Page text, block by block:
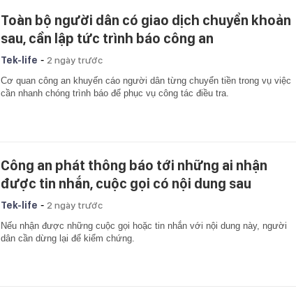
Toàn bộ người dân có giao dịch chuyển khoản
sau, cần lập tức trình báo công an
Tek-life - 2 ngày trước
Cơ quan công an khuyến cáo người dân từng chuyển tiền trong vụ việc
cần nhanh chóng trình báo để phục vụ công tác điều tra.
Công an phát thông báo tới những ai nhận
được tin nhắn, cuộc gọi có nội dung sau
Tek-life - 2 ngày trước
Nếu nhận được những cuộc gọi hoặc tin nhắn với nội dung này, người
dân cần dừng lại để kiểm chứng.